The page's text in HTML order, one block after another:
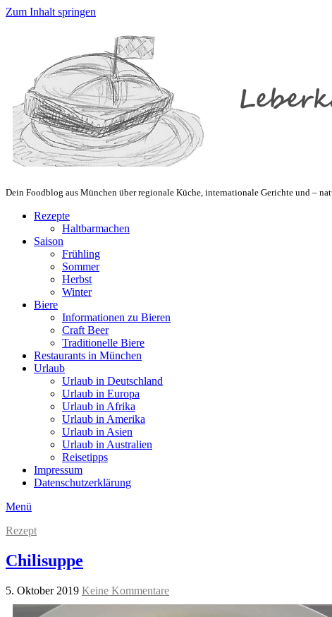
Zum Inhalt springen
Dein Foodblog aus München über regionale Küche, internationale Gerichte und –
Rezepte
Haltbarmachen
Saison
Frühling
Sommer
Herbst
Winter
Biere
Informationen zu Bieren
Craft Beer
Traditionelle Biere
Restaurants in München
Urlaub
Urlaub in Deutschland
Urlaub in Europa
Urlaub in Afrika
Urlaub in Amerika
Urlaub in Asien
Urlaub in Australien
Reisetipps
Impressum
Datenschutzerklärung
Menü
Rezept
Chilisuppe
5. Oktober 2019 Keine Kommentare